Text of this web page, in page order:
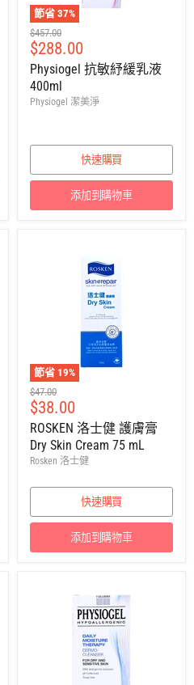
節省 37%
建
議
零
售
價
$457.00
售
價
$288.00
Physiogel 抗敏紓緩乳液
400ml
Physiogel 潔美淨
快速購買
添加到購物車
節省 19%
建
議
零
售
價
$47.00
售
價
$38.00
ROSKEN 洛士健 護膚膏
Dry Skin Cream 75 mL
Rosken 洛士健
快速購買
添加到購物車